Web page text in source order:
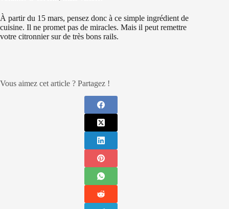
À partir du 15 mars, pensez donc à ce simple ingrédient de
cuisine. Il ne promet pas de miracles. Mais il peut remettre
votre citronnier sur de très bons rails.
Vous aimez cet article ? Partagez !